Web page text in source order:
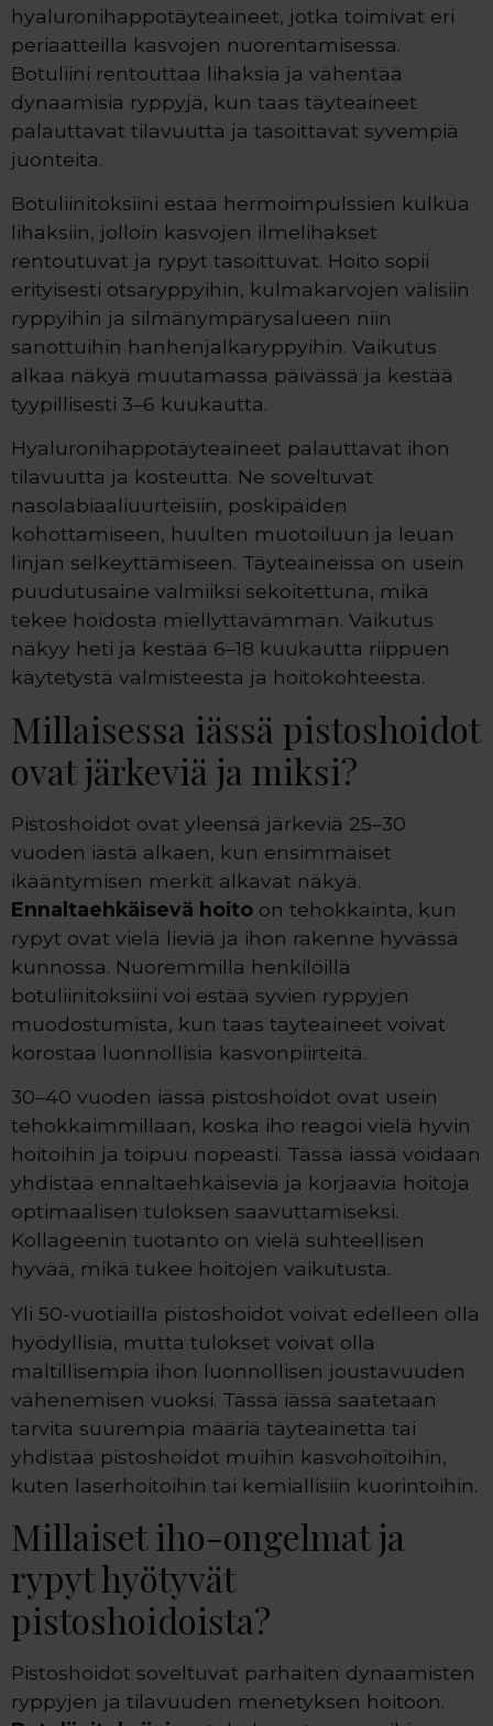
hyaluronihappotäyteaineet, jotka toimivat eri
periaatteilla kasvojen nuorentamisessa.
Botuliini rentouttaa lihaksia ja vähentää
dynaamisia ryppyjä, kun taas täyteaineet
palauttavat tilavuutta ja tasoittavat syvempiä
juonteita.
Botuliinitoksiini estää hermoimpulssien kulkua
lihaksiin, jolloin kasvojen ilmelihakset
rentoutuvat ja rypyt tasoittuvat. Hoito sopii
erityisesti otsaryppyihin, kulmakarvojen välisiin
ryppyihin ja silmänympärysalueen niin
sanottuihin hanhenjalkaryppyihin. Vaikutus
alkaa näkyä muutamassa päivässä ja kestää
tyypillisesti 3–6 kuukautta.
Hyaluronihappotäyteaineet palauttavat ihon
tilavuutta ja kosteutta. Ne soveltuvat
nasolabiaaliuurteisiin, poskipäiden
kohottamiseen, huulten muotoiluun ja leuan
linjan selkeyttämiseen. Täyteaineissa on usein
puudutusaine valmiiksi sekoitettuna, mikä
tekee hoidosta miellyttävämmän. Vaikutus
näkyy heti ja kestää 6–18 kuukautta riippuen
käytetystä valmisteesta ja hoitokohteesta.
Millaisessa iässä pistoshoidot
ovat järkeviä ja miksi?
Pistoshoidot ovat yleensä järkeviä 25–30
vuoden iästä alkaen, kun ensimmäiset
ikääntymisen merkit alkavat näkyä.
Ennaltaehkäisevä hoito on tehokkainta, kun
rypyt ovat vielä lieviä ja ihon rakenne hyvässä
kunnossa. Nuoremmilla henkilöillä
botuliinitoksiini voi estää syvien ryppyjen
muodostumista, kun taas täyteaineet voivat
korostaa luonnollisia kasvonpiirteitä.
30–40 vuoden iässä pistoshoidot ovat usein
tehokkaimmillaan, koska iho reagoi vielä hyvin
hoitoihin ja toipuu nopeasti. Tässä iässä voidaan
yhdistää ennaltaehkäiseviä ja korjaavia hoitoja
optimaalisen tuloksen saavuttamiseksi.
Kollageenin tuotanto on vielä suhteellisen
hyvää, mikä tukee hoitojen vaikutusta.
Yli 50-vuotiailla pistoshoidot voivat edelleen olla
hyödyllisiä, mutta tulokset voivat olla
maltillisempia ihon luonnollisen joustavuuden
vähenemisen vuoksi. Tässä iässä saatetaan
tarvita suurempia määriä täyteainetta tai
yhdistää pistoshoidot muihin kasvohoitoihin,
kuten laserhoitoihin tai kemiallisiin kuorintoihin.
Millaiset iho-ongelmat ja
rypyt hyötyvät
pistoshoidoista?
Pistoshoidot soveltuvat parhaiten dynaamisten
ryppyjen ja tilavuuden menetyksen hoitoon.